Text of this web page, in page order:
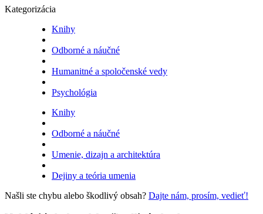
Kategorizácia
Knihy
Odborné a náučné
Humanitné a spoločenské vedy
Psychológia
Knihy
Odborné a náučné
Umenie, dizajn a architektúra
Dejiny a teória umenia
Našli ste chybu alebo škodlivý obsah? Dajte nám, prosím, vedieť!